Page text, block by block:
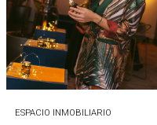
ESPACIO INMOBILIARIO